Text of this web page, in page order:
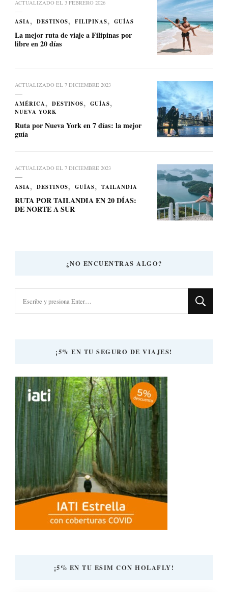
ACTUALIZADO EL 3 FEBRERO 2026
ASIA DESTINOS FILIPINAS GUÍAS
La mejor ruta de viaje a Filipinas por
libre en 20 días
ACTUALIZADO EL 7 DICIEMBRE 2023
AMÉRICA DESTINOS
GUÍAS
NUEVA YORK
Ruta por Nueva York en 7 días: la mejor
guía
ACTUALIZADO EL 7 DICIEMBRE 2023
ASIA DESTINOS GUÍAS TAILANDIA
RUTA POR TAILANDIA EN 20 DÍAS:
DE NORTE A SUR
¿NO ENCUENTRAS ALGO?
¡5% EN TU SEGURO DE VIAJES!
¡5% EN TU ESIM CON HOLAFLY!